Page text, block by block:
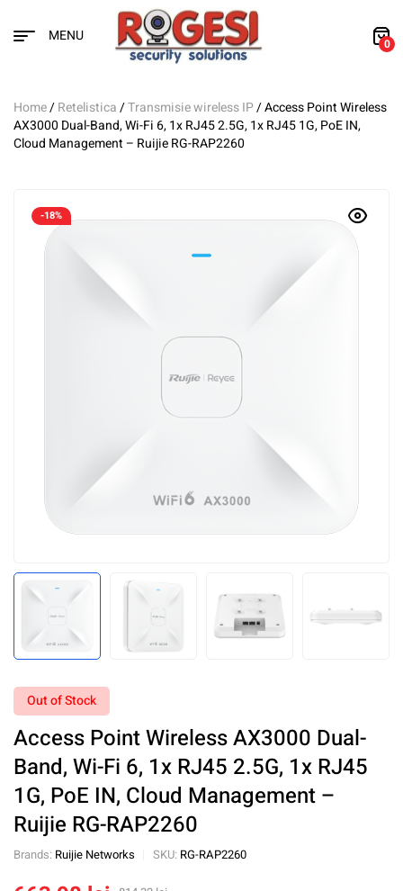
MENU 0
Home/Retelistica/Transmisie wireless IP/ Access Point Wireless
AX3000 Dual-Band, Wi-Fi 6, 1x RJ45 2.5G, 1x RJ45 1G, PoE IN,
Cloud Management – Ruijie RG-RAP2260
-18%
Out of Stock
Access Point Wireless AX3000 Dual-
Band, Wi-Fi 6, 1x RJ45 2.5G, 1x RJ45
1G, PoE IN, Cloud Management –
Ruijie RG-RAP2260
Brands: Ruijie Networks SKU: RG-RAP2260